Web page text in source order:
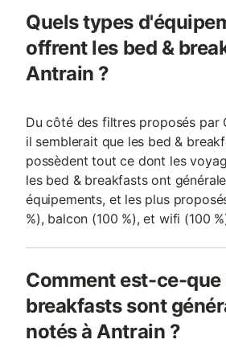
Quels types
offrent les bed &
Antrain ?
Du côté des filtres proposés par
il semblerait que les bed &
possèdent tout ce dont les
les bed & breakfasts ont
équipements, et les plus
%), balcon (100 %), et wifi (100
Comment est-ce-que
breakfasts sont
notés à Antrain ?